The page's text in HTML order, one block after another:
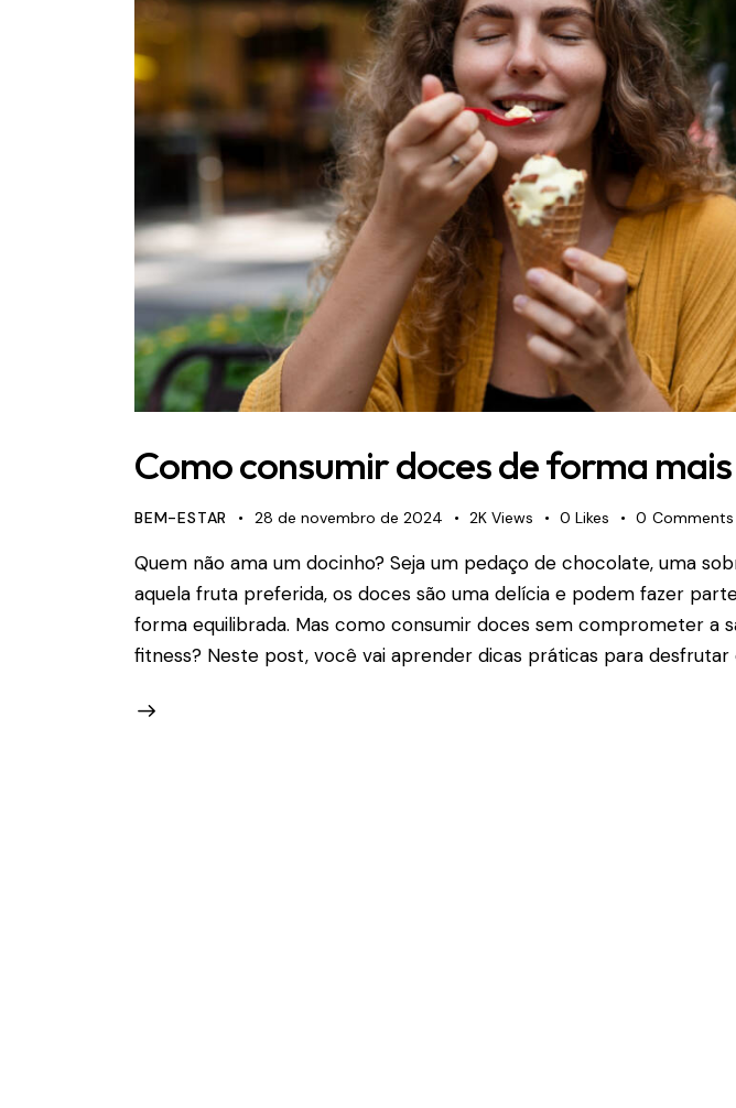
Como consumir doces de forma
BEM-ESTAR 28 de novembro de 2024 2K Views 0 Likes 0 Comments
Quem não ama um docinho? Seja um pedaço de chocolate, uma
aquela fruta preferida, os doces são uma delícia e podem fazer
forma equilibrada. Mas como consumir doces sem comprometer a
fitness? Neste post, você vai aprender dicas práticas para desfrutar